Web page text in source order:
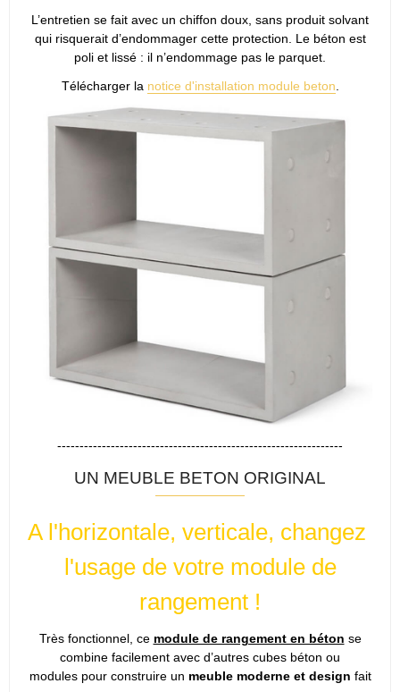
L’entretien se fait avec un chiffon doux, sans produit solvant
qui risquerait d’endommager cette protection. Le béton est
poli et lissé : il n’endommage pas le parquet.
Télécharger la notice d'installation module beton
----------------------------------------------------------------
UN MEUBLE BETON ORIGINAL
A l'horizontale, verticale, changez
l'usage de votre module de
rangement !
Très fonctionnel, ce module de rangement en béton se
combine facilement avec d’autres cubes béton ou
modules pour construire un meuble moderne et design fait